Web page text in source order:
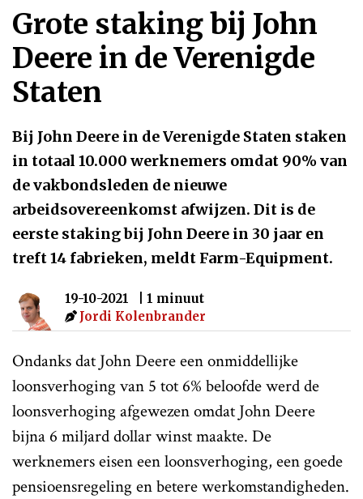
Grote staking bij John
Deere in de Verenigde
Staten
Bij John Deere in de Verenigde Staten staken
in totaal 10.000 werknemers omdat 90% van
de vakbondsleden de nieuwe
arbeidsovereenkomst afwijzen. Dit is de
eerste staking bij John Deere in 30 jaar en
treft 14 fabrieken, meldt Farm-Equipment.
19-10-2021
| 1 minuut
Jordi Kolenbrander
Ondanks dat John Deere een onmiddellijke
loonsverhoging van 5 tot 6% beloofde werd de
loonsverhoging afgewezen omdat John Deere
bijna 6 miljard dollar winst maakte. De
werknemers eisen een loonsverhoging, een goede
pensioensregeling en betere werkomstandigheden.